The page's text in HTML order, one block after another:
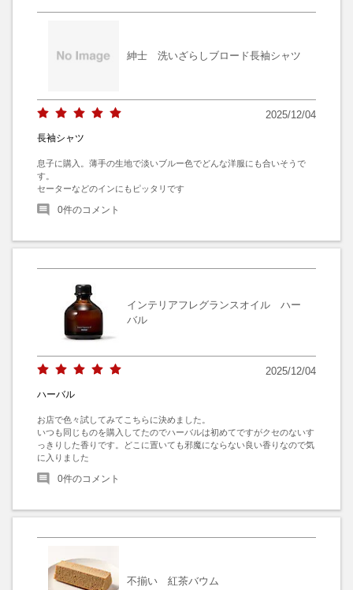
紳士 洗いざらしブロード長袖シャツ
2025/12/04
長袖シャツ
息子に購入。薄手の生地で淡いブルー色でどんな洋服にも合いそうで
す。
セーターなどのインにもピッタリです
0件のコメント
インテリアフレグランスオイル ハー
バル
2025/12/04
ハーバル
お店で色々試してみてこちらに決めました。
いつも同じものを購入してたのでハーバルは初めてですがクセのないす
っきりした香りです。どこに置いても邪魔にならない良い香りなので気
に入りました
0件のコメント
不揃い 紅茶バウム